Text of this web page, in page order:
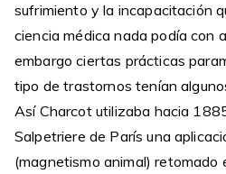
sufrimiento y la incapacitación
ciencia médica nada podía con
embargo ciertas prácticas
tipo de trastornos tenían
Así Charcot utilizaba hacia
Salpetriere de París una
(magnetismo animal) retomado